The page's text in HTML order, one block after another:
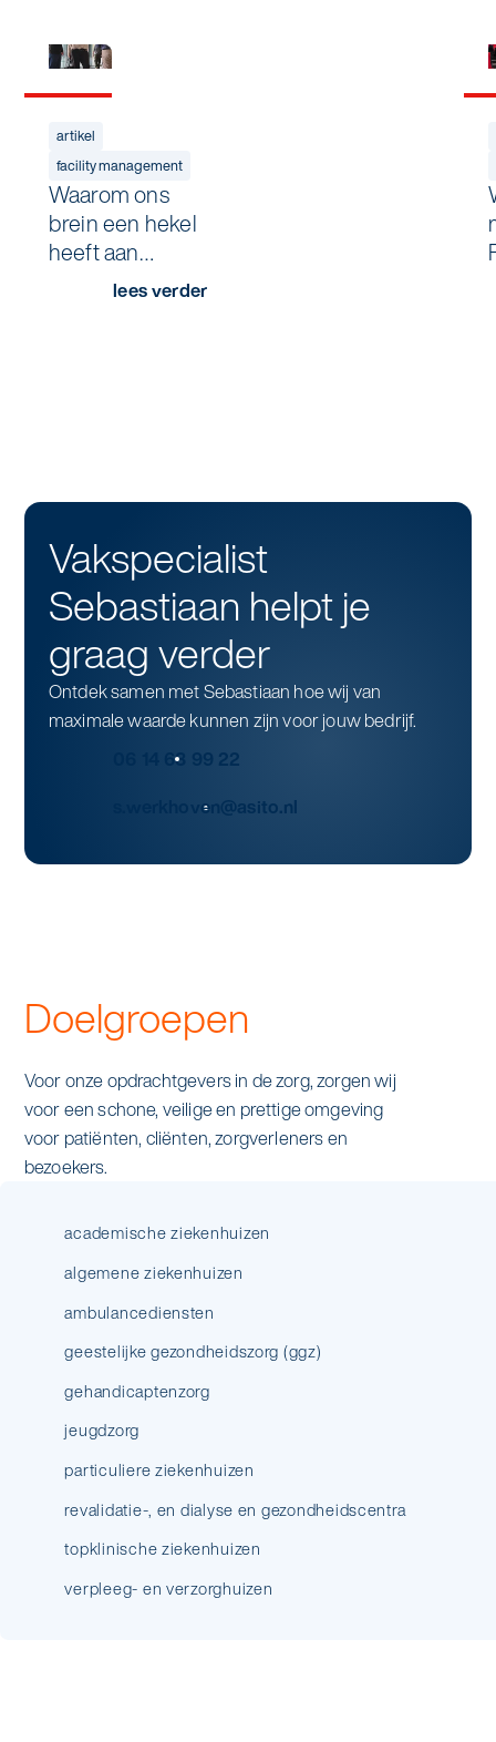
artikel
facility management
Waarom ons
brein een hekel
heeft aan
verrassingen
lees verder
Vakspecialist
Sebastiaan helpt je
graag verder
Ontdek samen met Sebastiaan hoe wij van
maximale waarde kunnen zijn voor jouw bedrijf.
06 14 63 99 22
s.werkhoven@asito.nl
Doelgroepen
Voor onze opdrachtgevers in de zorg, zorgen wij
voor een schone, veilige en prettige omgeving
voor patiënten, cliënten, zorgverleners en
bezoekers.
academische ziekenhuizen
algemene ziekenhuizen
ambulancediensten
geestelijke gezondheidszorg (ggz)
gehandicaptenzorg
jeugdzorg
particuliere ziekenhuizen
revalidatie-, en dialyse en gezondheidscentra
topklinische ziekenhuizen
verpleeg- en verzorghuizen